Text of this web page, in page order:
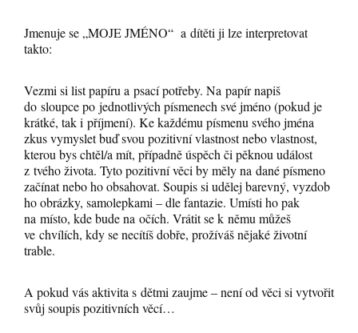
Jmenuje se „MOJE JMÉNO“ a dítěti ji lze interpretovat
takto:
Vezmi si list papíru a psací potřeby. Na papír napiš
do sloupce po jednotlivých písmenech své jméno (pokud je
krátké, tak i příjmení). Ke každému písmenu svého jména
zkus vymyslet buď svou pozitivní vlastnost nebo vlastnost,
kterou bys chtěl/a mít, případně úspěch či pěknou událost
z tvého života. Tyto pozitivní věci by měly na dané písmeno
začínat nebo ho obsahovat. Soupis si udělej barevný, vyzdob
ho obrázky, samolepkami – dle fantazie. Umísti ho pak
na místo, kde bude na očích. Vrátit se k němu můžeš
ve chvílích, kdy se necítíš dobře, prožíváš nějaké životní
trable.
A pokud vás aktivita s dětmi zaujme – není od věci si vytvořit
svůj soupis pozitivních věcí…